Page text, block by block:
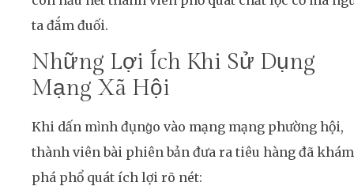
ta đắm đuối.
Những Lợi Ích Khi Sử Dụng
Mạng Xã Hội
Khi dấn mình đụng̀o vào mạng mạng phường hội,
thành viên bài phiên bản đưa ra tiêu hàng đã khám
phá phổ quát ích lợi rõ nét: